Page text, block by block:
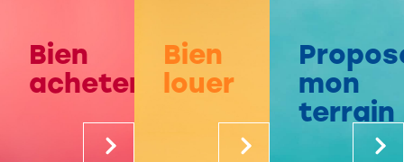
Bien
acheter
Bien
louer
mon
terrain